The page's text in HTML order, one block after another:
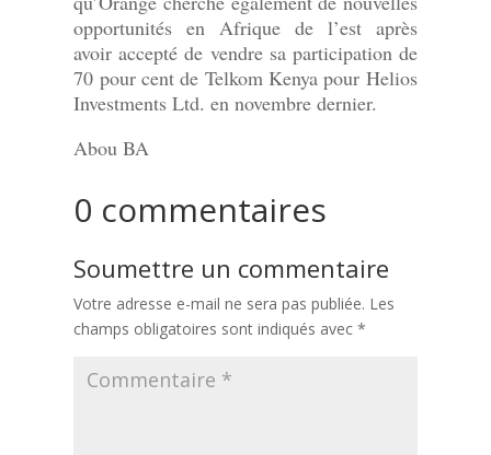
opportunités en Afrique de l’est après
avoir accepté de vendre sa participation de
70 pour cent de Telkom Kenya pour Helios
Investments Ltd. en novembre dernier.
Abou BA
0 commentaires
Soumettre un commentaire
Votre adresse e-mail ne sera pas publiée. Les
champs obligatoires sont indiqués avec*